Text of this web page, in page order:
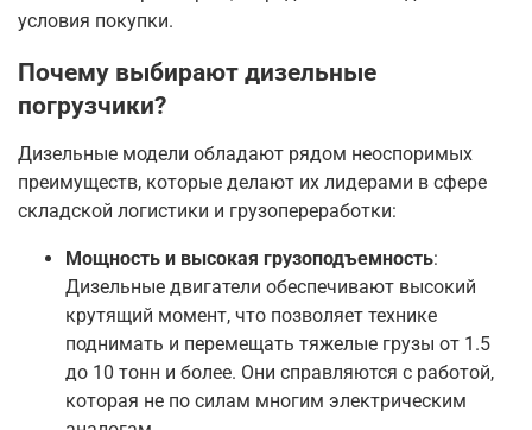
условия покупки.
Почему выбирают дизельные
погрузчики?
Дизельные модели обладают рядом неоспоримых
преимуществ, которые делают их лидерами в сфере
складской логистики и грузопереработки:
Мощность и высокая грузоподъемность:
Дизельные двигатели обеспечивают высокий
крутящий момент, что позволяет технике
поднимать и перемещать тяжелые грузы от 1.5
до 10 тонн и более. Они справляются с работой,
которая не по силам многим электрическим